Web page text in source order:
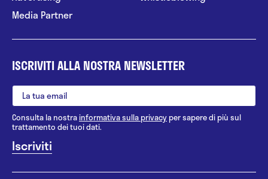
Media Partner
ISCRIVITI ALLA NOSTRA NEWSLETTER
Consulta la nostrainformativa sulla privacy per sapere di più sul
trattamento dei tuoi dati.